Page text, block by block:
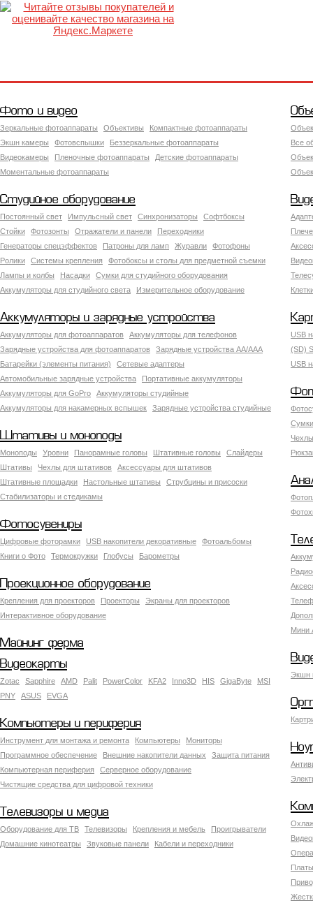
Фото и видео
Зеркальные фотоаппараты Объективы
Компактные фотоаппараты
Экшн камеры
Фотовспышки
Беззеркальные фотоаппараты
Видеокамеры
Пленочные фотоаппараты
Детские фотоаппараты
Моментальные фотоаппараты
Все
Студийное оборудование
Постоянный свет Импульсный свет Синхронизаторы
Софтбоксы
Стойки
Фотозонты Отражатели и панели
Переходники
Генераторы спецэффектов
Патроны для ламп Журавли
Фотофоны
Ролики
Системы крепления
Фотобоксы и столы для предметной съемки
Лампы и колбы
Насадки
Сумки для студийного оборудования
Аккумуляторы для студийного света
Измерительное оборудование
Аккумуляторы и зарядные устройства
Аккумуляторы для фотоаппаратов
Аккумуляторы для телефонов
Зарядные устройства для фотоаппаратов
Зарядные устройства AA/AAA
Батарейки (элементы питания)
Сетевые адаптеры
Автомобильные зарядные устройства
Портативные аккумуляторы
Аккумуляторы для GoPro
Аккумуляторы студийные
Аккумуляторы для накамерных вспышек
Зарядные устройства студийные
USB
(SD)
USB
Штативы и моноподы
Моноподы Уровни Панорамные головы Штативные головы
Слайдеры
Штативы
Чехлы для штативов
Аксессуары для штативов
Штативные площадки
Настольные штативы
Струбцины и присоски
Стабилизаторы и стедикамы
Фотосувениры
Цифровые фоторамки USB накопители декоративные
Фотоальбомы
Книги о Фото
Термокружки Глобусы Барометры
Мини
Проекционное оборудование
Крепления для проекторов Проекторы
Экраны для проекторов
Интерактивное оборудование
Майнинг ферма
Экшн
Видеокарты
Zotac Sapphire AMD Palit PowerColor KFA2 Inno3D HIS GigaByte
MSI
PNY
ASUS EVGA
Компьютеры и периферия
Инструмент для монтажа и ремонта Компьютеры
Мониторы
Программное обеспечение
Внешние накопители данных
Защита питания
Компьютерная периферия
Серверное оборудование
Чистящие средства для цифровой техники
Телевизоры и медиа
Оборудование для ТВ Телевизоры Крепления и мебель
Проигрыватели
Домашние кинотеатры
Звуковые панели Кабели и переходники